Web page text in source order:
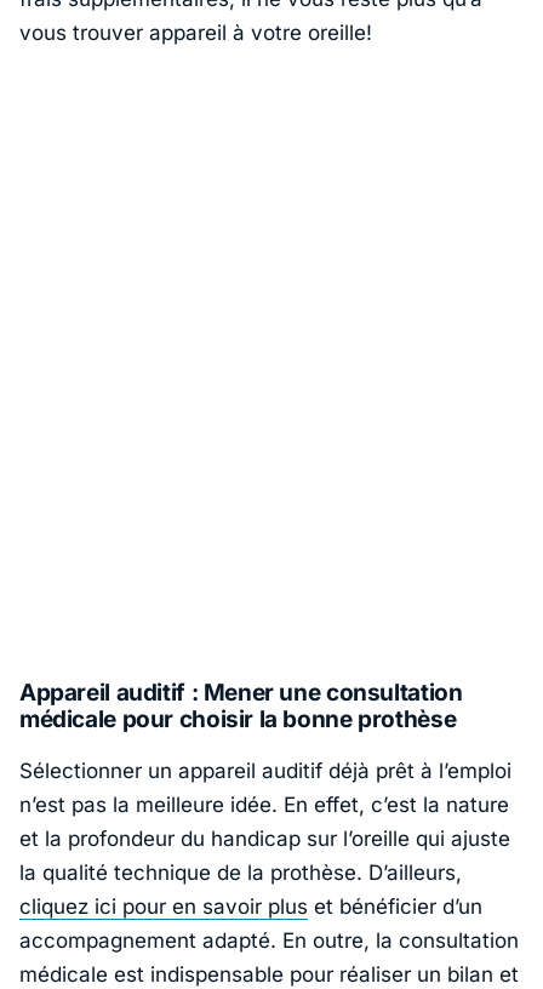
vous trouver appareil à votre oreille!
Appareil auditif : Mener une consultation
médicale pour choisir la bonne prothèse
Sélectionner un appareil auditif déjà prêt à l’emploi
n’est pas la meilleure idée. En effet, c’est la nature
et la profondeur du handicap sur l’oreille qui ajuste
la qualité technique de la prothèse. D’ailleurs,
cliquez ici pour en savoir plus et bénéficier d’un
accompagnement adapté. En outre, la consultation
médicale est indispensable pour réaliser un bilan et